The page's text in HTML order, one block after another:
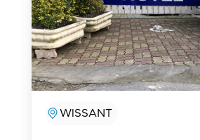
WISSANT